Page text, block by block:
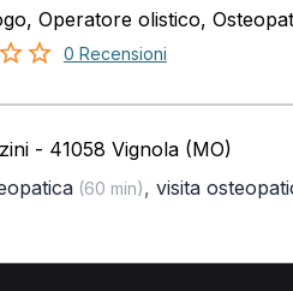
Operatore olistico,
0 Recensioni
- 41058 Vignola (MO)
(60 min), visita